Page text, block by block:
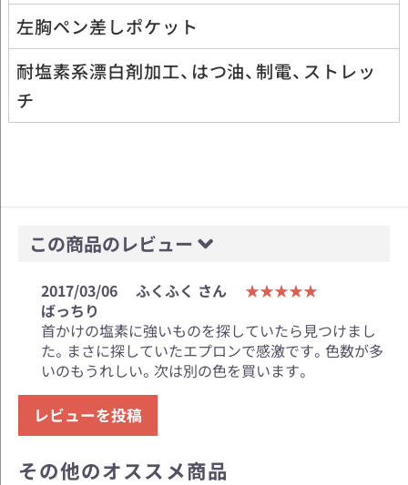
左胸ペン差しポケット
耐塩素系漂白剤加工、はつ油、制電、ストレッ
チ
この商品のレビュー
2017/03/06 ふくふく さん
★★★★★
ばっちり
首かけの塩素に強いものを探していたら見つけまし
た。まさに探していたエプロンで感激です。色数が多
いのもうれしい。次は別の色を買います。
レビューを投稿
その他のオススメ商品